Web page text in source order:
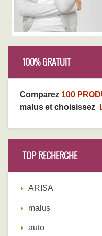
100% GRATUIT
Comparez 100
malus et choisissez
TOP RECHERCHE
ARISA
malus
auto